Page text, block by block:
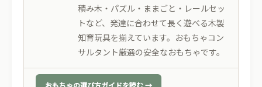
積み木・パズル・ままごと・レールセッ
トなど、発達に合わせて長く遊べる木製
知育玩具を揃えています。おもちゃコン
サルタント厳選の安全なおもちゃです。
おもちゃの選び方ガイドを読む →